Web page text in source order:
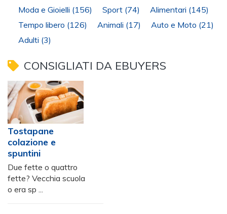
Moda e Gioielli (156) Sport (74) Alimentari (145)
Tempo libero (126) Animali (17) Auto e Moto (21)
Adulti (3)
CONSIGLIATI DA EBUYERS
Tostapane
colazione e
spuntini
Due fette o quattro
fette? Vecchia scuola
o era sp ...